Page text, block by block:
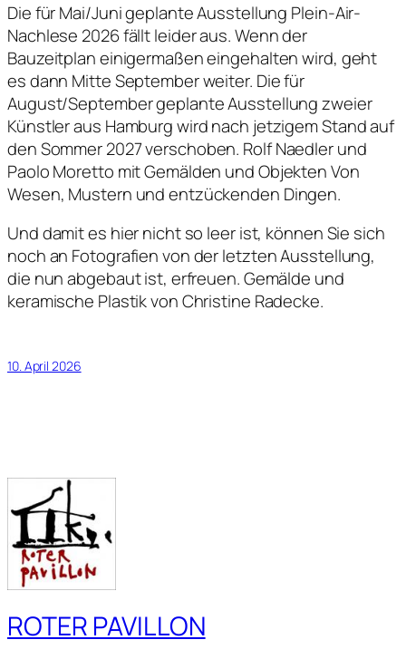
Die für Mai/Juni geplante Ausstellung Plein-Air-
Nachlese 2026fällt leider aus. Wenn der
Bauzeitplan einigermaßen eingehalten wird, geht
es dann Mitte September weiter. Die für
August/September geplante Ausstellung zweier
Künstler aus Hamburg wird nach jetzigem Stand auf
den Sommer 2027 verschoben. Rolf Naedler und
Paolo Moretto mit Gemälden und ObjektenVon
Wesen, Mustern und entzückenden Dingen.
Und damit es hier nicht so leer ist, können Sie sich
noch an Fotografien von der letzten Ausstellung,
die nun abgebaut ist, erfreuen. Gemälde und
keramische Plastik von Christine Radecke.
10. April 2026
ROTER PAVILLON